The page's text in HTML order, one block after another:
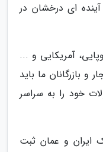
ای درخشان در
آمریکایی و ...
بازرگانان ما باید
خود را به سراسر
ایران و عمان ثبت